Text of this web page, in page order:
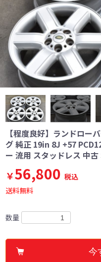
【程度良好】ランドロー
グ 純正 19in 8J +57
ー 流用 スタッドレス 中
￥56,800 税込
送料無料
数量
今